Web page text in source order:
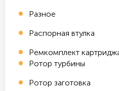
Разное
Распорная втулка
Ремкомплект
Ротор турбины
Ротор заготовка